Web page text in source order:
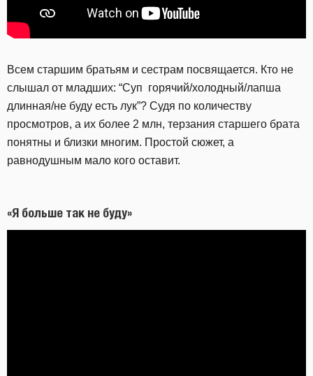
Всем старшим братьям и сестрам посвящается. Кто не
слышал от младших: “Суп горячий/холодный/лапша
длинная/не буду есть лук”? Судя по количеству
просмотров, а их более 2 млн, терзания старшего брата
понятны и близки многим. Простой сюжет, а
равнодушным мало кого оставит.
«Я больше так не буду»